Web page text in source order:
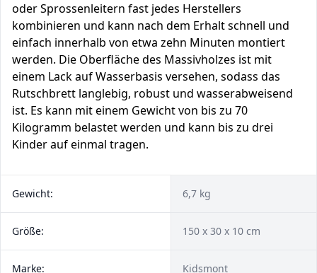
oder Sprossenleitern fast jedes Herstellers
kombinieren und kann nach dem Erhalt schnell und
einfach innerhalb von etwa zehn Minuten montiert
werden. Die Oberfläche des Massivholzes ist mit
einem Lack auf Wasserbasis versehen, sodass das
Rutschbrett langlebig, robust und wasserabweisend
ist. Es kann mit einem Gewicht von bis zu 70
Kilogramm belastet werden und kann bis zu drei
Kinder auf einmal tragen.
Gewicht: 6,7 kg
Größe: 150 x 30 x 10 cm
Marke: Kidsmont